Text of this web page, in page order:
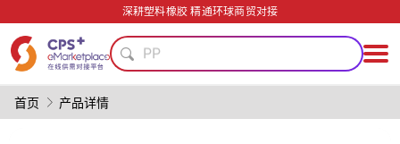
深耕塑料橡胶 精通环球商贸对接
轻量化
PP
模具
食品级
首页 产品详情